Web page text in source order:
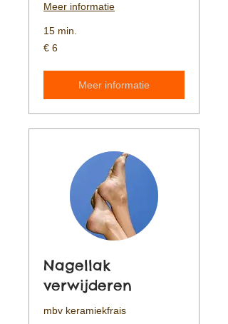
Meer informatie
15 min.
6
euro
€ 6
Meer informatie
Nagellak
verwijderen
mbv keramiekfrais